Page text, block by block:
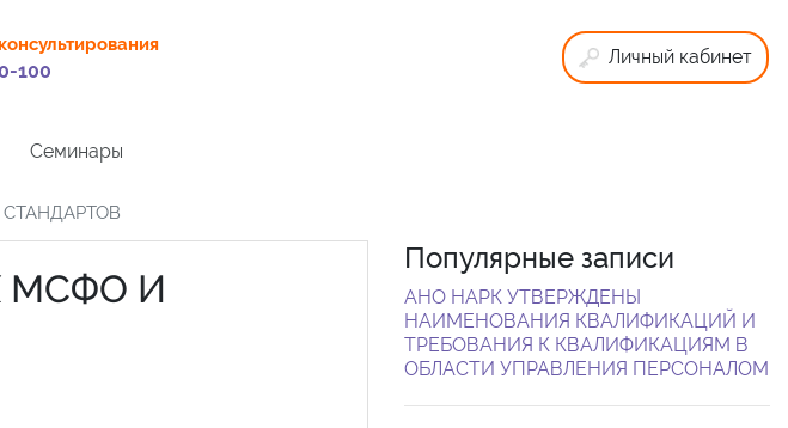
100
Личный кабинет
Семинары
МСФО И
Популярные записи
АНО НАРК УТВЕРЖДЕНЫ
НАИМЕНОВАНИЯ КВАЛИФИКАЦИЙ И
ТРЕБОВАНИЯ К КВАЛИФИКАЦИЯМ В
ОБЛАСТИ УПРАВЛЕНИЯ ПЕРСОНАЛОМ